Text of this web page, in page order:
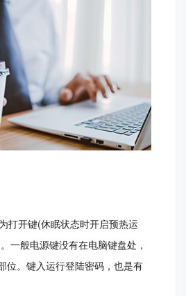
打开键(休眠状态时开启预热运
一般电源键没有在电脑键盘处，
位。键入运行登陆密码，也是有